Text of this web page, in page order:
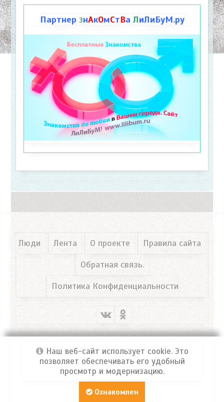
Партнер ЗнАкОмСтВа ЛиЛиБуМ.ру
Люди Лента О проекте
Правила сайта
Обратная связь.
Политика Конфиденциальности
Портал ФРОСЯ© 2026 Все права защищены!
Наш веб-сайт использует cookie. Это
позволяет обеспечивать его удобный
просмотр и модернизацию.
Ознакомлен